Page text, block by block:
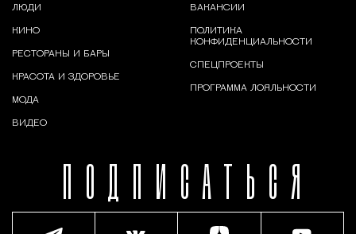
ПОДПИСАТЬСЯ
ЛЮДИ
КИНО
РЕСТОРАНЫ И БАРЫ
КРАСОТА И ЗДОРОВЬЕ
МОДА
ВИДЕО
ВАКАНСИИ
ПОЛИТИКА
КОНФИДЕНЦИАЛЬНОСТИ
СПЕЦПРОЕКТЫ
ПРОГРАММА ЛОЯЛЬНОСТИ